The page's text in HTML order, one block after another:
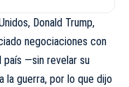
Donald Trump,
negociaciones con
país —sin revelar su
la guerra, por lo que dijo